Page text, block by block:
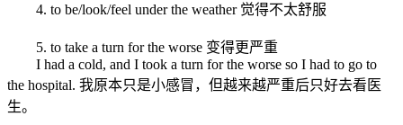
4. to be/look/feel under the weather 觉得不太舒服
5. to take a turn for the worse 变得更严重
I had a cold, and I took a turn for the worse so I had to go to
the hospital. 我原本只是小感冒，但越来越严重后只好去看医
生。